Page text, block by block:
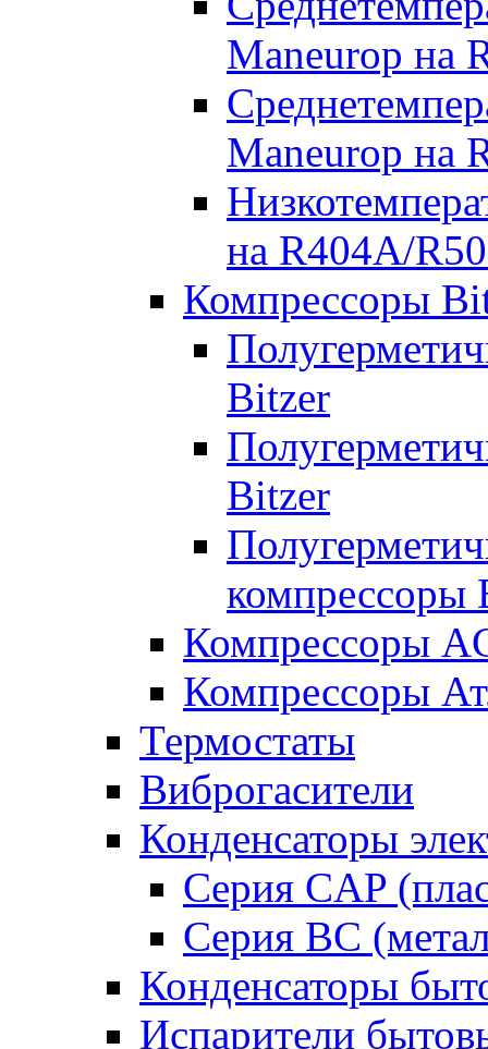
Maneurop на
Maneurop на
на R404A/
Компрессоры
Bitzer
Bitzer
компрессоры
Компрессоры
Компрессоры
Термостаты
Виброгасители
Конденсаторы
Серия CAP
Серия BC
Конденсаторы
Испарители